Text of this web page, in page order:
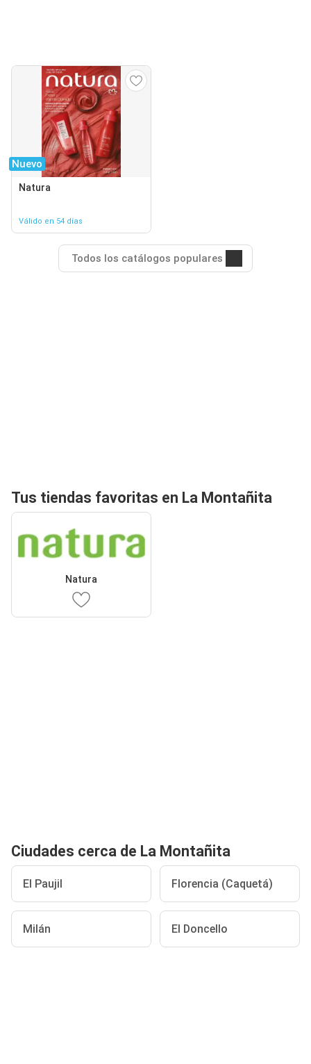
Nuevo
Natura
Válido en 54 días
Todos los catálogos populares
Tus tiendas favoritas en La Montañita
Natura
Ciudades cerca de La Montañita
El Paujil Florencia (Caquetá)
Milán El Doncello